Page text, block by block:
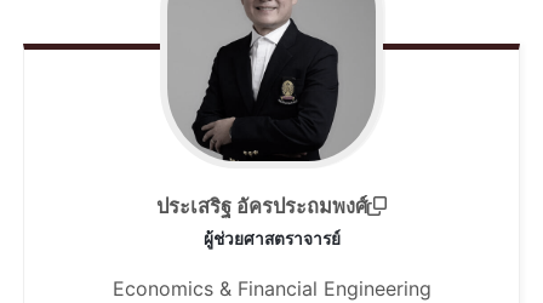
ประเสริฐ อัครประถมพงศ์
ผู้ช่วยศาสตราจารย์
Economics & Financial Engineering